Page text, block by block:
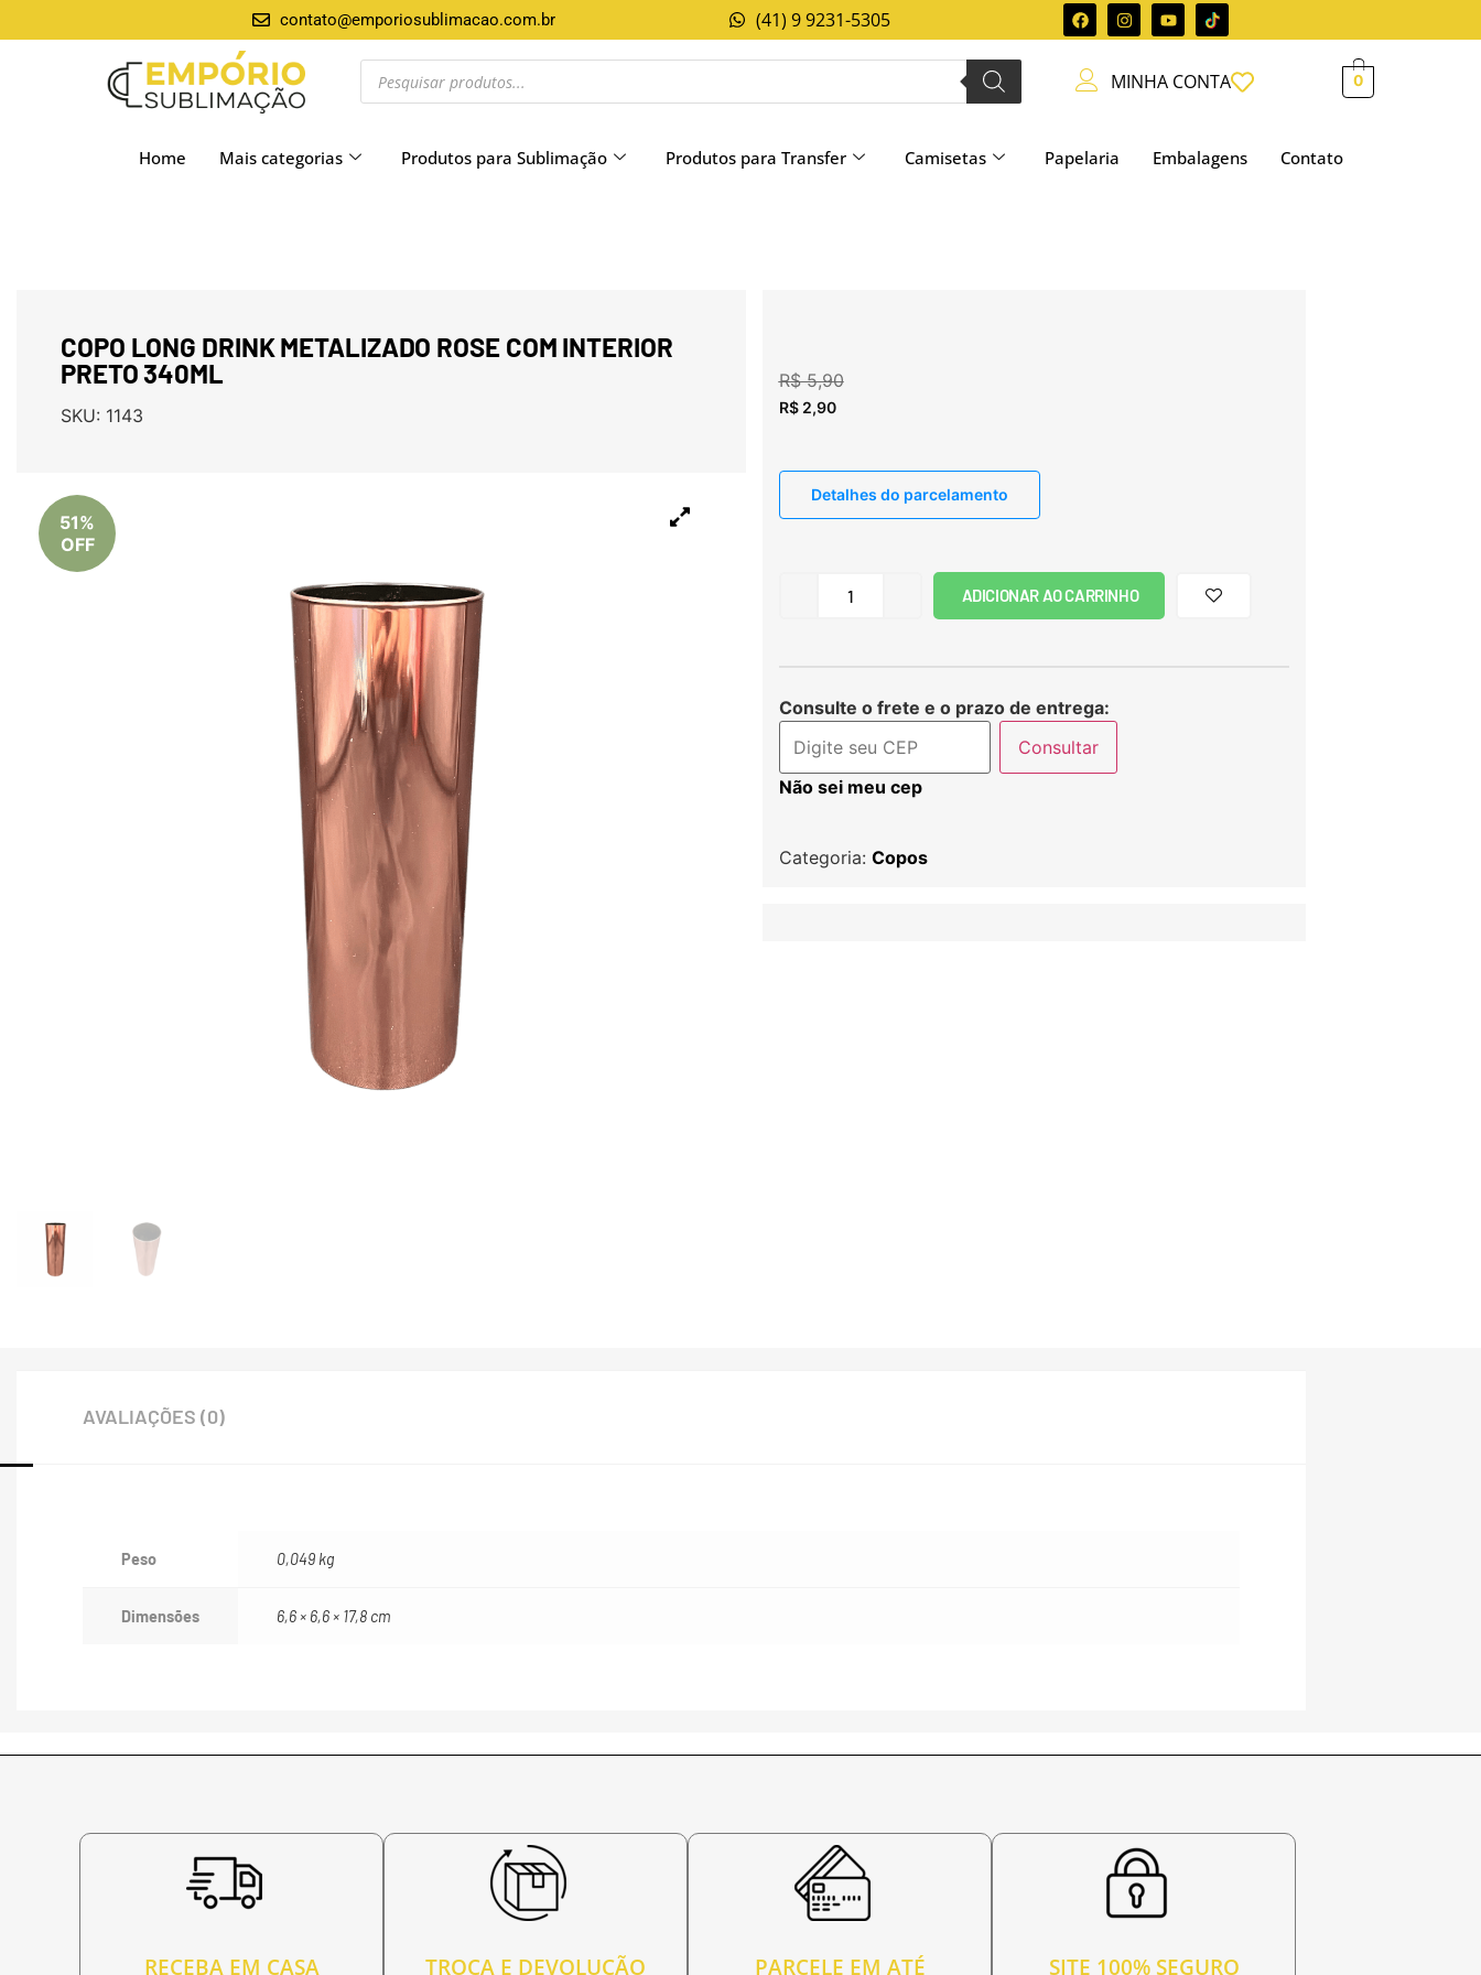
contato@emporiosublimacao.com.br (41) 9 9231-5305
MINHA CONTA 0
Home Mais categorias Produtos para Sublimação Produtos para Transfer Camisetas Papelaria Embalagens Contato
COPO LONG DRINK METALIZADO ROSE COM INTERIOR
PRETO 340ML
SKU: 1143
51%
OFF
R$5,90
R$2,90
Detalhes do parcelamento
ADICIONAR AO CARRINHO
Consulte o frete e o prazo de entrega:
Consultar
Não sei meu cep
Categoria: Copos
AVALIAÇÕES (0)
Peso 0,049 kg
Dimensões 6,6 × 6,6 × 17,8 cm
RECEBA EM CASA TROCA E DEVOLUÇÃO PARCELE EM ATÉ SITE 100% SEGURO